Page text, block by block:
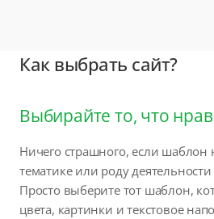
Как выбрать сайт?
Выбирайте то, что
Ничего страшного, если шаблон
тематике или роду
Просто выберите тот шаблон,
цвета, картинки и текстовое